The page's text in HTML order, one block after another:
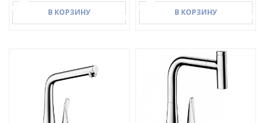
В КОРЗИНУ
В КОРЗИНУ
В КОРЗИНУ
В КОРЗИНУ